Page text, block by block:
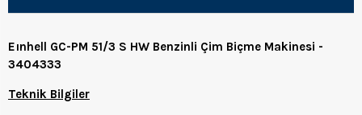
Eınhell GC-PM 51/3 S HW Benzinli Çim Biçme Makinesi -
3404333
Teknik Bilgiler